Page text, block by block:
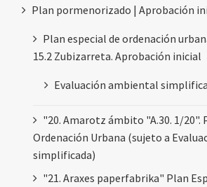
Plan pormenorizado | Aprobación
Plan especial de ordenación
15.2 Zubizarreta. Aprobación inicial
Evaluación ambiental
"20. Amarotz ámbito "A.30. 1/20".
Ordenación Urbana (sujeto a
simplificada)
"21. Araxes paperfabrika" Plan